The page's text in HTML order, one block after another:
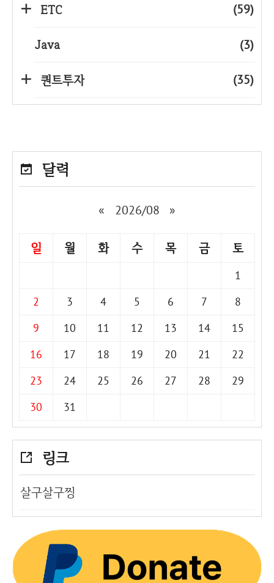
ETC (59)
Java (3)
퀀트투자 (35)
달력
« 2026/08 »
일 월 화 수 목 금 토
1
2
3 4 5 6 7
8
9
10 11 12 13 14
15
16
17 18 19 20 21
22
23
24 25 26 27 28
29
30
31
링크
살구살구찡